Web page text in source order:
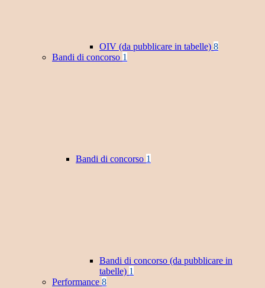
OIV (da pubblicare in tabelle) 8
Bandi di concorso 1
Bandi di concorso 1
Bandi di concorso (da pubblicare in
tabelle) 1
Performance 8